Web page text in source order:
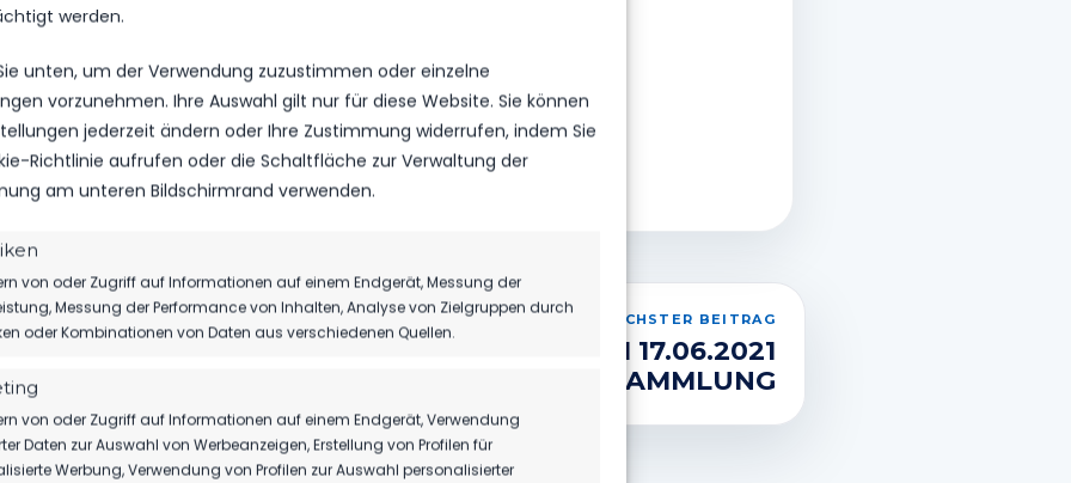
werden.
unten, um der Verwendung zuzustimmen oder einzelne
vorzunehmen. Ihre Auswahl gilt nur für diese Website. Sie können
jederzeit ändern oder Ihre Zustimmung widerrufen, indem Sie
Richtlinie aufrufen oder die Schaltfläche zur Verwaltung der
am unteren Bildschirmrand verwenden.
von oder Zugriff auf Informationen auf einem Endgerät, Messung der
Messung der Performance von Inhalten, Analyse von Zielgruppen durch
oder Kombinationen von Daten aus verschiedenen Quellen.
von oder Zugriff auf Informationen auf einem Endgerät, Verwendung
Daten zur Auswahl von Werbeanzeigen, Erstellung von Profilen für
Werbung, Verwendung von Profilen zur Auswahl personalisierter
LAUF-
NÄCHSTER BEITRAG
DER FSV 63 LÄDT AM 17.06.2021
ZUR MITGLIEDERVERSAMMLUNG